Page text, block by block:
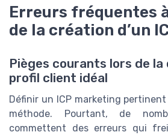
Erreurs fréquentes
de la création d’un
Pièges courants lors de
profil client idéal
Définir un ICP marketing
méthode. Pourtant, de
commettent des erreurs qui